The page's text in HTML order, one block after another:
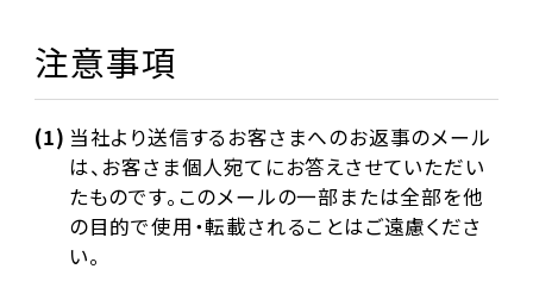
注意事項
(1) 当社より送信するお客さまへのお返事のメール
は、お客さま個人宛てにお答えさせていただい
たものです。このメールの一部または全部を他
の目的で使用・転載されることはご遠慮くださ
い。